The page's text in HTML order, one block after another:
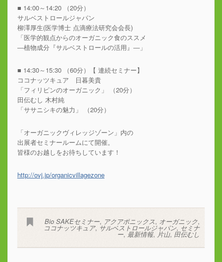
■ 14:00～14:20 （20分）
サルベストロールジャパン
柳澤厚生(医学博士 点滴療法研究会会長)
「医学的観点からのオーガニック食のススメ
―植物成分『サルベストロールの活用』―」
■ 14:30～15:30 （60分）【 連続セミナー】
ココナッツキュア 日暮美貴
「フィリピンのオーガニック」 （20分）
田伝むし 木村純
「ササニシキの魅力」 （20分）
「オーガニックヴィレッジゾーン」内の
出展者セミナールームにて開催。
皆様のお越しをお待ちしています！
http://ovj.jp/organicvillagezone
Bio SAKEセミナー, アクアポニックス, オーガニック,
ココナッツキュア, サルベストロールジャパン, セミナ
ー,最新情報, 片山, 田伝むし